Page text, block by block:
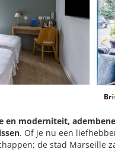
en moderniteit,
. Of je nu een
de stad Marseille